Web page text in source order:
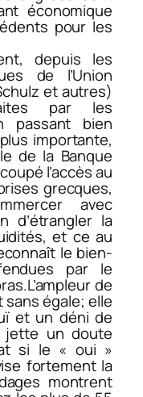
économique
pour les
depuis les
de l’Union
et autres)
par les
passant bien
importante,
de la Banque
l’accès au
grecques,
avec
d’étrangler la
et ce au
le bien-
par le
de
sans égale; elle
et un déni de
jette un doute
si le « oui »
fortement la
montrent